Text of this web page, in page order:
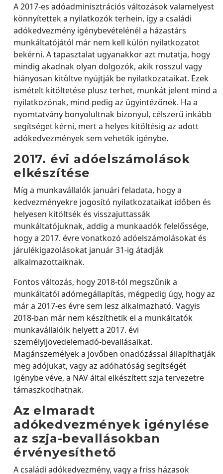
A 2017-es adóadminisztrációs változások valamelyest
könnyítettek a nyilatkozók terhein, így a családi
adókedvezmény igénybevételénél a házastárs
munkáltatójától már nem kell külön nyilatkozatot
bekérni. A tapasztalat ugyanakkor azt mutatja, hogy
mindig akadnak olyan dolgozók, akik rosszul vagy
hiányosan kitöltve nyújtják be nyilatkozataikat. Ezek
ismételt kitöltetése plusz terhet, munkát jelent mind a
nyilatkozónak, mind pedig az ügyintézőnek. Ha a
nyomtatvány bonyolultnak bizonyul, célszerű inkább
segítséget kérni, mert a helyes kitöltésig az adott
adókedvezmények sem vehetők igénybe.
2017. évi adóelszámolások
elkészítése
Míg a munkavállalók januári feladata, hogy a
kedvezményekre jogosító nyilatkozataikat időben és
helyesen kitöltsék és visszajuttassák
munkáltatójuknak, addig a munkaadók felelőssége,
hogy a 2017. évre vonatkozó adóelszámolásokat és
járulékigazolásokat január 31-ig átadják
alkalmazottaiknak.
Fontos változás, hogy 2018-tól megszűnik a
munkáltatói adómegállapítás, mégpedig úgy, hogy az
már a 2017-es évre sem lesz alkalmazható. Vagyis
2018-ban már nem készíthetik el a munkáltatók
munkavállalóik helyett a 2017. évi
személyijövedelemadó-bevallásaikat.
Magánszemélyek a jövőben önadózással állapíthatják
meg adójukat, vagy az adóhatóság segítségét
igénybe véve, a NAV által elkészített szja tervezetre
támaszkodhatnak.
Az elmaradt
adókedvezmények igénylése
az szja-bevallásokban
érvényesíthető
A családi adókedvezmény, vagy a friss házasok